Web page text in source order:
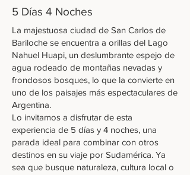
5 Días 4 Noches
La majestuosa ciudad de San Carlos de
Bariloche se encuentra a orillas del Lago
Nahuel Huapi, un deslumbrante espejo de
agua rodeado de montañas nevadas y
frondosos bosques, lo que la convierte en
uno de los paisajes más espectaculares de
Argentina.
Lo invitamos a disfrutar de esta
experiencia de 5 días y 4 noches, una
parada ideal para combinar con otros
destinos en su viaje por Sudamérica. Ya
sea que busque naturaleza, cultura local o